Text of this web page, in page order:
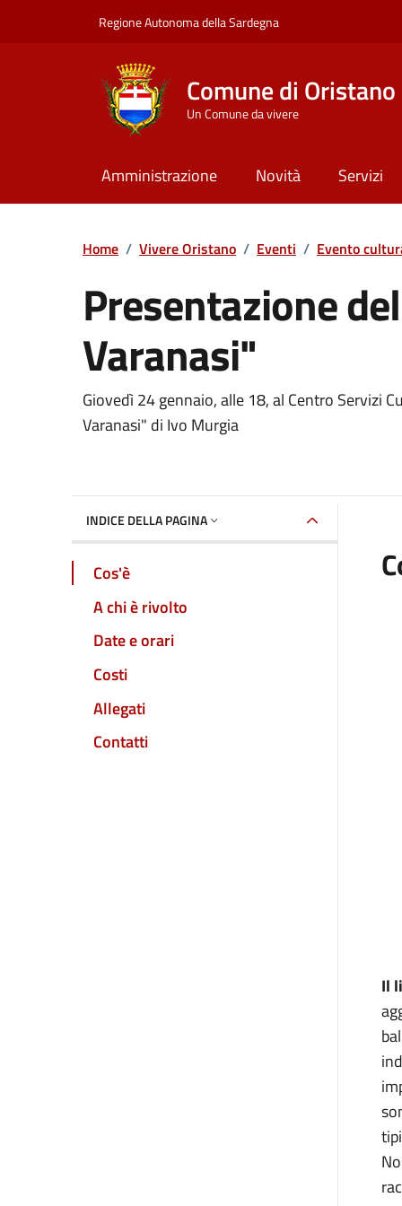
Regione Autonoma della Sardegna
Comune di Oristano
Un Comune da vivere
Amministrazione Novità Servizi
Home / Vivere Oristano / Eventi / Evento
Presentazione
Varanasi"
Dettaglio
Giovedì 24 gennaio, alle 18, al Centro Servizi
Varanasi" di Ivo Murgia
INDICE DELLA PAGINA
Cos'è
A chi è rivolto
Date e orari
Costi
Allegati
Contatti
Il